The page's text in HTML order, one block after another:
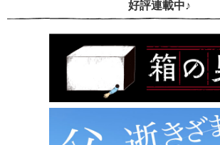
好評連載中♪